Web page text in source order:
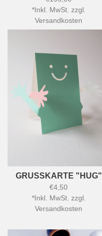
*Inkl. MwSt. zzgl.
Versandkosten
GRUSSKARTE "HUG"
€4,50
*Inkl. MwSt. zzgl.
Versandkosten